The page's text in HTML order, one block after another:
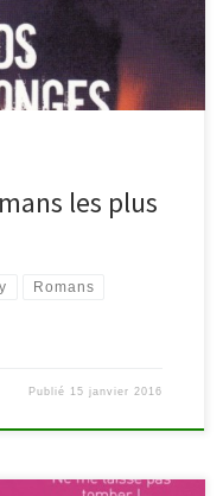
les plus
Romans
Publié 15 janvier 2016